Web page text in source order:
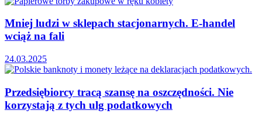
Mniej ludzi w sklepach stacjonarnych. E-handel
wciąż na fali
24.03.2025
Przedsiębiorcy tracą szansę na oszczędności. Nie
korzystają z tych ulg podatkowych